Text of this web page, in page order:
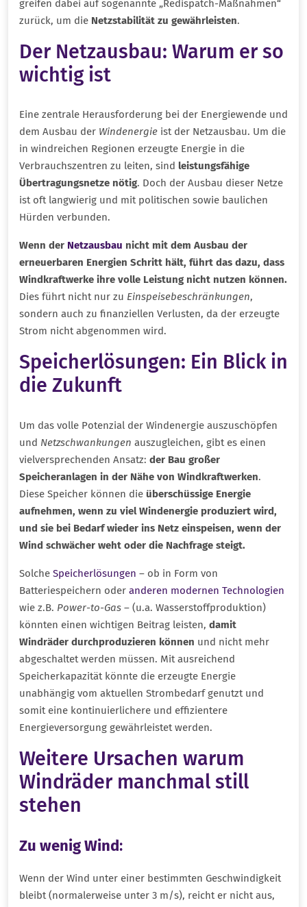
greifen dabei auf sogenannte „Redispatch-Maßnahmen“
zurück, um die Netzstabilität zu gewährleisten.
Der Netzausbau: Warum er so
wichtig ist
Eine zentrale Herausforderung bei der Energiewende und
dem Ausbau der Windenergie ist der Netzausbau. Um die
in windreichen Regionen erzeugte Energie in die
Verbrauchszentren zu leiten, sind leistungsfähige
Übertragungsnetze nötig. Doch der Ausbau dieser Netze
ist oft langwierig und mit politischen sowie baulichen
Hürden verbunden.
Wenn der Netzausbau nicht mit dem Ausbau der
erneuerbaren Energien Schritt hält, führt das dazu, dass
Windkraftwerke ihre volle Leistung nicht nutzen können.
Dies führt nicht nur zu Einspeisebeschränkungen,
sondern auch zu finanziellen Verlusten, da der erzeugte
Strom nicht abgenommen wird.
Speicherlösungen: Ein Blick in
die Zukunft
Um das volle Potenzial der Windenergie auszuschöpfen
und Netzschwankungen auszugleichen, gibt es einen
vielversprechenden Ansatz: der Bau großer
Speicheranlagen in der Nähe von Windkraftwerken.
Diese Speicher können die überschüssige Energie
aufnehmen, wenn zu viel Windenergie produziert wird,
und sie bei Bedarf wieder ins Netz einspeisen, wenn der
Wind schwächer weht oder die Nachfrage steigt.
Solche Speicherlösungen – ob in Form von
Batteriespeichern oder anderen modernen Technologien
wie z.B. Power-to-Gas – (u.a. Wasserstoffproduktion)
könnten einen wichtigen Beitrag leisten, damit
Windräder durchproduzieren können und nicht mehr
abgeschaltet werden müssen. Mit ausreichend
Speicherkapazität könnte die erzeugte Energie
unabhängig vom aktuellen Strombedarf genutzt und
somit eine kontinuierlichere und effizientere
Energieversorgung gewährleistet werden.
Weitere Ursachen warum
Windräder manchmal still
stehen
Zu wenig Wind:
Wenn der Wind unter einer bestimmten Geschwindigkeit
bleibt (normalerweise unter 3 m/s), reicht er nicht aus,